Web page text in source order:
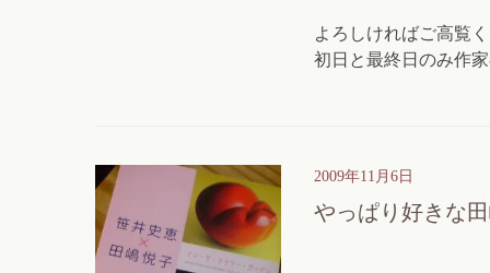
よろしければご高覧く
初日と最終日のみ作家
2009年11月6日
やっぱり好きな